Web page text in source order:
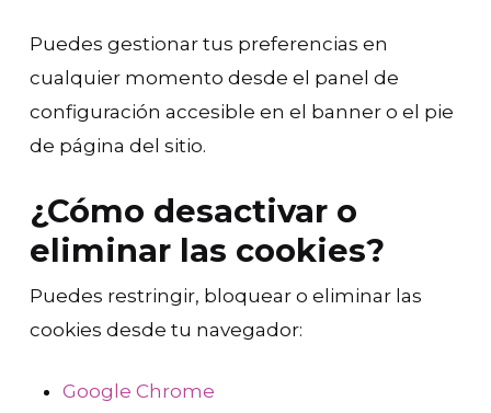
Puedes gestionar tus preferencias en
cualquier momento desde el panel de
configuración accesible en el banner o el pie
de página del sitio.
¿Cómo desactivar o
eliminar las cookies?
Puedes restringir, bloquear o eliminar las
cookies desde tu navegador:
Google Chrome